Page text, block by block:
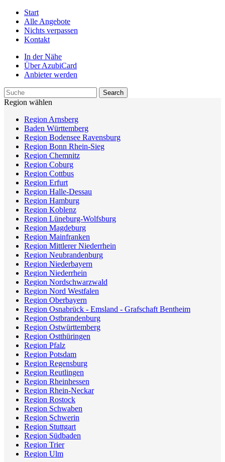
Start
Alle Angebote
Nichts verpassen
Kontakt
In der Nähe
Über AzubiCard
Anbieter werden
Region wählen
Region Arnsberg
Baden Württemberg
Region Bodensee Ravensburg
Region Bonn Rhein-Sieg
Region Chemnitz
Region Coburg
Region Cottbus
Region Erfurt
Region Halle-Dessau
Region Hamburg
Region Koblenz
Region Lüneburg-Wolfsburg
Region Magdeburg
Region Mainfranken
Region Mittlerer Niederrhein
Region Neubrandenburg
Region Niederbayern
Region Niederrhein
Region Nordschwarzwald
Region Nord Westfalen
Region Oberbayern
Region Osnabrück - Emsland - Grafschaft Bentheim
Region Ostbrandenburg
Region Ostwürttemberg
Region Ostthüringen
Region Pfalz
Region Potsdam
Region Regensburg
Region Reutlingen
Region Rheinhessen
Region Rhein-Neckar
Region Rostock
Region Schwaben
Region Schwerin
Region Stuttgart
Region Südbaden
Region Trier
Region Ulm